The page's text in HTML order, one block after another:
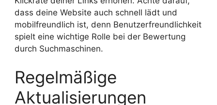
dass deine Website auch schnell lädt und
mobilfreundlich ist, denn Benutzerfreundlichkeit
spielt eine wichtige Rolle bei der Bewertung
durch Suchmaschinen.
Regelmäßige
Aktualisierungen